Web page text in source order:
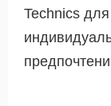
Technics